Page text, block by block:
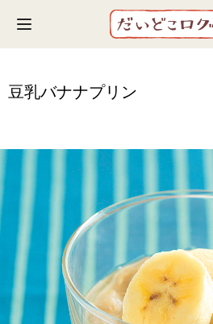
Toggle navigation
豆乳バナナプリン